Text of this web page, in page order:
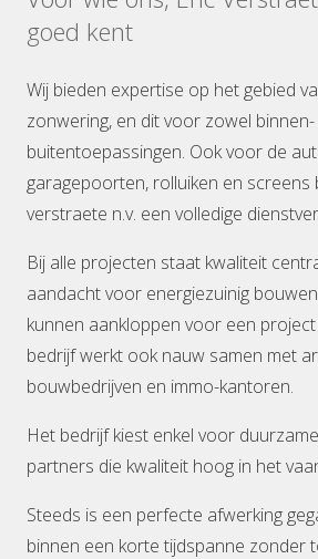
goed kent
Wij bieden expertise op het gebied
zonwering, en dit voor zowel binnen-
buitentoepassingen. Ook voor de
garagepoorten, rolluiken en screens
verstraete n.v. een volledige
Bij alle projecten staat kwaliteit
aandacht voor energiezuinig
kunnen aankloppen voor een
bedrijf werkt ook nauw samen met
bouwbedrijven en immo-kantoren.
Het bedrijf kiest enkel voor
partners die kwaliteit hoog in het
Steeds is een perfecte afwerking
binnen een korte tijdspanne zonder